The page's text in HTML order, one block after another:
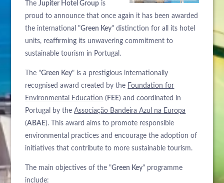
TheJupiter Hotel Group is
proud to announce that once again it has been awarded
the international "Green Key" distinction for all its hotel
units, reaffirming its unwavering commitment to
sustainable tourism in Portugal.
The "Green Key" is a prestigious internationally
recognised award created by the Foundation for
Environmental Education ( FEE) and coordinated in
Portugal by theAssociação Bandeira Azul na Europa
(ABAE). This award aims to promote responsible
environmental practices and encourage the adoption of
initiatives that contribute to more sustainable tourism.
The main objectives of the "Green Key" programme
include: